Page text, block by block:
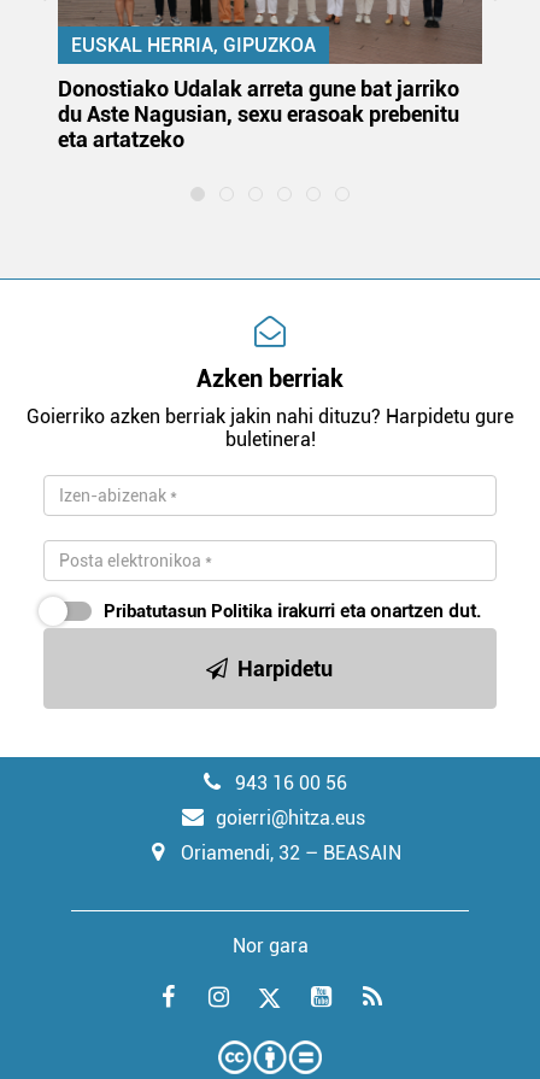
EUSKAL HERRIA, GIPUZKOA
Donostiako Udalak arreta gune bat jarriko
du Aste Nagusian, sexu erasoak prebenitu
eta artatzeko
Azken berriak
Goierriko azken berriak jakin nahi dituzu? Harpidetu gure
buletinera!
Pribatutasun Politika irakurri eta onartzen dut.
Harpidetu
943 16 00 56
goierri@hitza.eus
Oriamendi, 32 – BEASAIN
Nor gara